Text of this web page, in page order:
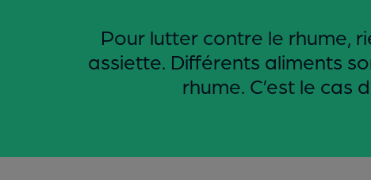
Pour lutter contre le rhume,
assiette. Différents aliments
rhume. C’est le cas